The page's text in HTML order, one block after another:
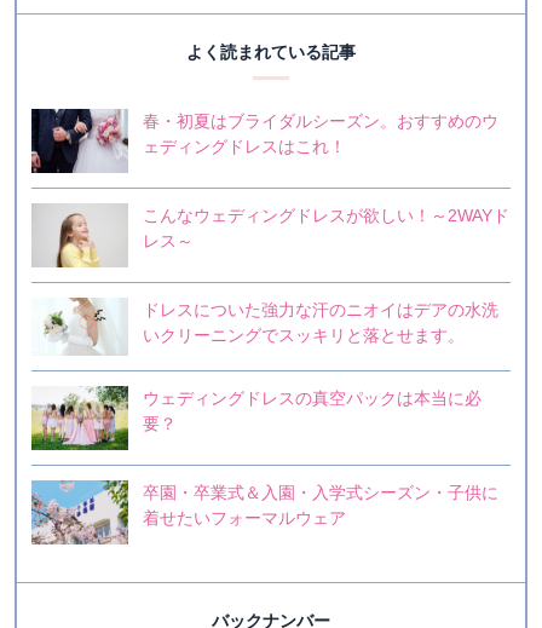
よく読まれている記事
春・初夏はブライダルシーズン。おすすめのウ
ェディングドレスはこれ！
こんなウェディングドレスが欲しい！～2WAYド
レス～
ドレスについた強力な汗のニオイはデアの水洗
いクリーニングでスッキリと落とせます。
ウェディングドレスの真空パックは本当に必
要？
卒園・卒業式＆入園・入学式シーズン・子供に
着せたいフォーマルウェア
バックナンバー